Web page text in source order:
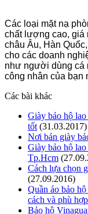
Các loại mặt nạ
chất lượng cao, giá
châu Âu, Hàn
cho các doanh
như người dùng cá
công nhân của bạn
Các bài khác
Giày bảo hộ
tốt (31.03.2017)
Nơi bán giày
Giày bảo hộ
Tp.Hcm
Cách lựa chọn
(27.09.2016)
Quần áo bảo
cách và phù
Bảo hộ